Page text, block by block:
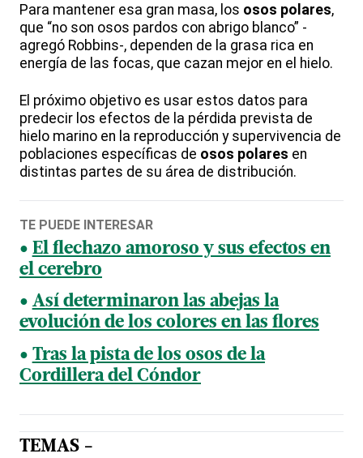
Para mantener esa gran masa, los osos polares,
que “no son osos pardos con abrigo blanco” -
agregó Robbins-, dependen de la grasa rica en
energía de las focas, que cazan mejor en el hielo.
El próximo objetivo es usar estos datos para
predecir los efectos de la pérdida prevista de
hielo marino en la reproducción y supervivencia de
poblaciones específicas de osos polares en
distintas partes de su área de distribución.
TE PUEDE INTERESAR
El flechazo amoroso y sus efectos en
el cerebro
Así determinaron las abejas la
evolución de los colores en las flores
Tras la pista de los osos de la
Cordillera del Cóndor
TEMAS -